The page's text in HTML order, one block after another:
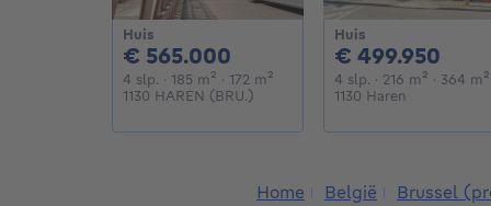
Huis
€ 565.000
4 slp. 4 slaapkamers
· 185 m² vierkante meters
· 172 m² vierkante meters
1130 HAREN (BRU.)
Huis
€ 499.950
4 slp. 4 slaapkamers
· 216 m² · 364 m²
1130 Haren
Home België Brussel